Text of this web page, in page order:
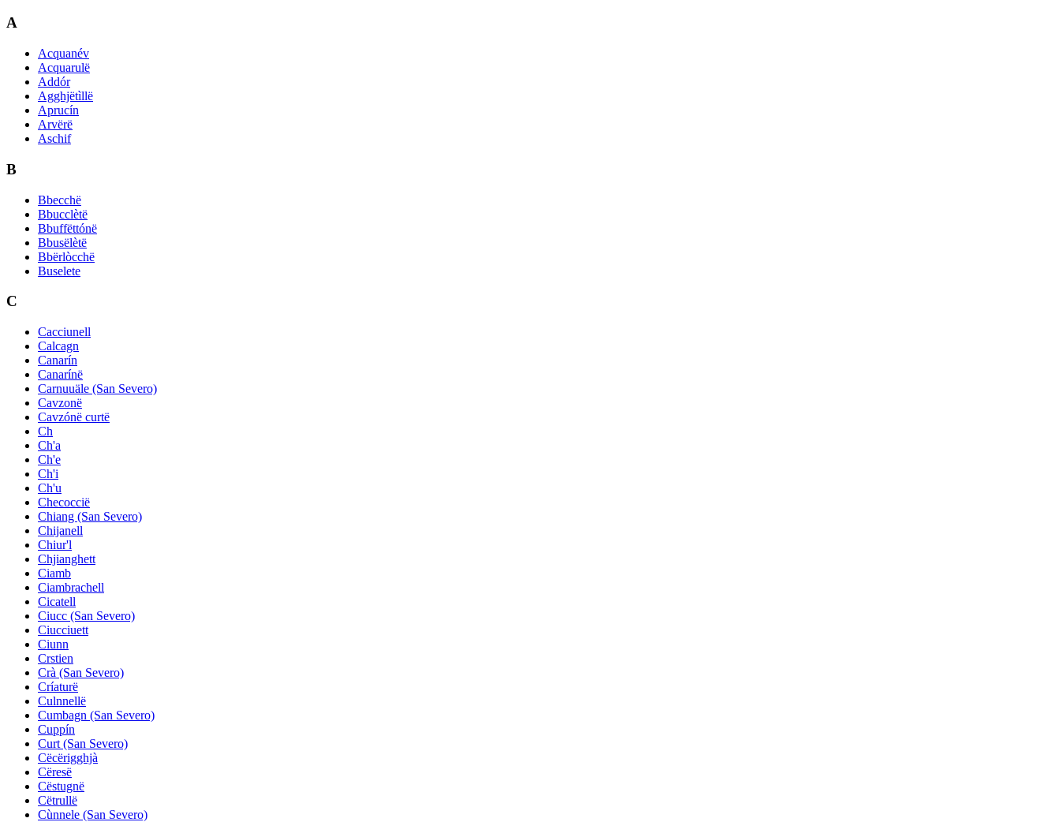
A
Acquanév
Acquarulë
Addór
Agghjëtìllë
Aprucín
Arvërë
Aschif
B
Bbecchë
Bbucclètë
Bbuffëttónë
Bbusëlètë
Bbërlòcchë
Buselete
C
Cacciunell
Calcagn
Canarín
Canarínë
Carnuuäle (San Severo)
Cavzonë
Cavzónë curtë
Ch
Ch'a
Ch'e
Ch'i
Ch'u
Checoccië
Chiang (San Severo)
Chijanell
Chiur'l
Chjianghett
Ciamb
Ciambrachell
Cicatell
Ciucc (San Severo)
Ciucciuett
Ciunn
Crstien
Crà (San Severo)
Críaturë
Culnnellë
Cumbagn (San Severo)
Cuppín
Curt (San Severo)
Cëcërigghjà
Cëresë
Cëstugnë
Cëtrullë
Cùnnele (San Severo)